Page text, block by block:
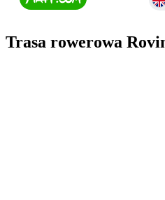
Trasa rowerowa